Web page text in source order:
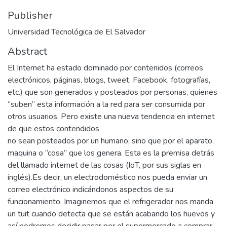
Publisher
Universidad Tecnológica de El Salvador
Abstract
El Internet ha estado dominado por contenidos (correos
electrónicos, páginas, blogs, tweet, Facebook, fotografías,
etc.) que son generados y posteados por personas, quienes
“suben” esta información a la red para ser consumida por
otros usuarios. Pero existe una nueva tendencia en internet
de que estos contendidos
no sean posteados por un humano, sino que por el aparato,
maquina o “cosa” que los genera. Esta es la premisa detrás
del llamado internet de las cosas (IoT, por sus siglas en
inglés).Es decir, un electrodoméstico nos pueda enviar un
correo electrónico indicándonos aspectos de su
funcionamiento. Imaginemos que el refrigerador nos manda
un tuit cuando detecta que se están acabando los huevos y